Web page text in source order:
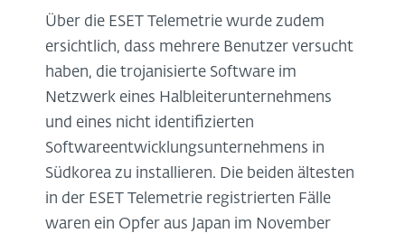
Über die ESET Telemetrie wurde zudem
ersichtlich, dass mehrere Benutzer versucht
haben, die trojanisierte Software im
Netzwerk eines Halbleiterunternehmens
und eines nicht identifizierten
Softwareentwicklungsunternehmens in
Südkorea zu installieren. Die beiden ältesten
in der ESET Telemetrie registrierten Fälle
waren ein Opfer aus Japan im November